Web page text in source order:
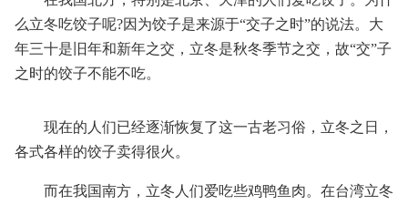
么立冬吃饺子呢?因为饺子是来源于“交子之时”的说法。大
年三十是旧年和新年之交，立冬是秋冬季节之交，故“交”子
之时的饺子不能不吃。
现在的人们已经逐渐恢复了这一古老习俗，立冬之日，
各式各样的饺子卖得很火。
而在我国南方，立冬人们爱吃些鸡鸭鱼肉。在台湾立冬